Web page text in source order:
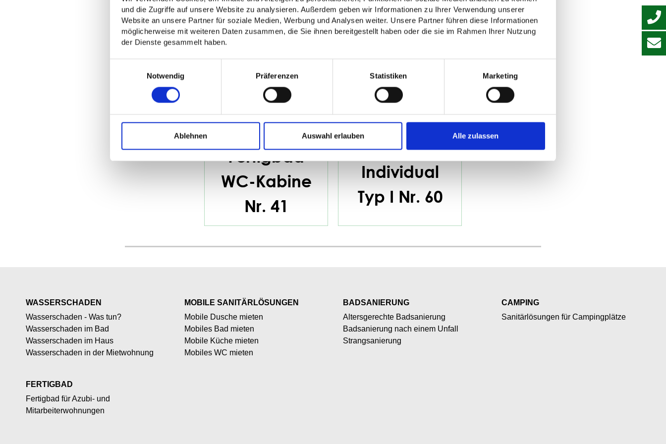
und die Zugriffe auf unsere Website zu analysieren. Außerdem geben wir Informationen zu Ihrer Verwendung unserer
Website an unsere Partner für soziale Medien, Werbung und Analysen weiter. Unsere Partner führen diese Informationen
möglicherweise mit weiteren Daten zusammen, die Sie ihnen bereitgestellt haben oder die sie im Rahmen Ihrer Nutzung
der Dienste gesammelt haben.
Notwendig
Präferenzen Statistiken Marketing
Ablehnen Auswahl erlauben Alle zulassen
Fertigbad
WC-Kabine
Nr. 41
Fertigbad
Individual
Typ I Nr. 60
WASSERSCHADEN
Wasserschaden - Was tun?
Wasserschaden im Bad
Wasserschaden im Haus
Wasserschaden in der Mietwohnung
MOBILE SANITÄRLÖSUNGEN
Mobile Dusche mieten
Mobiles Bad mieten
Mobile Küche mieten
Mobiles WC mieten
BADSANIERUNG
Altersgerechte Badsanierung
Badsanierung nach einem Unfall
Strangsanierung
CAMPING
Sanitärlösungen für Campingplätze
FERTIGBAD
Fertigbad für Azubi- und
Mitarbeiterwohnungen